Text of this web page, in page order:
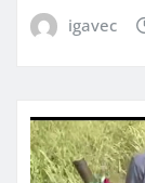
igavec